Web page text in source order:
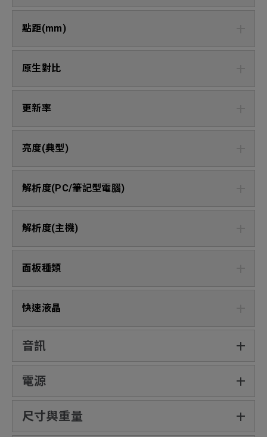
點距(mm)
原生對比
更新率
亮度(典型)
解析度(PC/筆記型電腦)
解析度(主機)
面板種類
快速液晶
音訊
電源
尺寸與重量